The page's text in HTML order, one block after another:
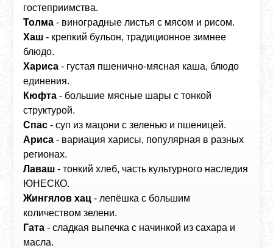
гостеприимства.
Толма - виноградные листья с мясом и рисом.
Хаш - крепкий бульон, традиционное зимнее
блюдо.
Хариса - густая пшенично‑мясная каша, блюдо
единения.
Кюфта - большие мясные шары с тонкой
структурой.
Спас - суп из мацони с зеленью и пшеницей.
Ариса - вариация харисы, популярная в разных
регионах.
Лаваш - тонкий хлеб, часть культурного наследия
ЮНЕСКО.
Жингялов хац - лепёшка с большим
количеством зелени.
Гата - сладкая выпечка с начинкой из сахара и
масла.